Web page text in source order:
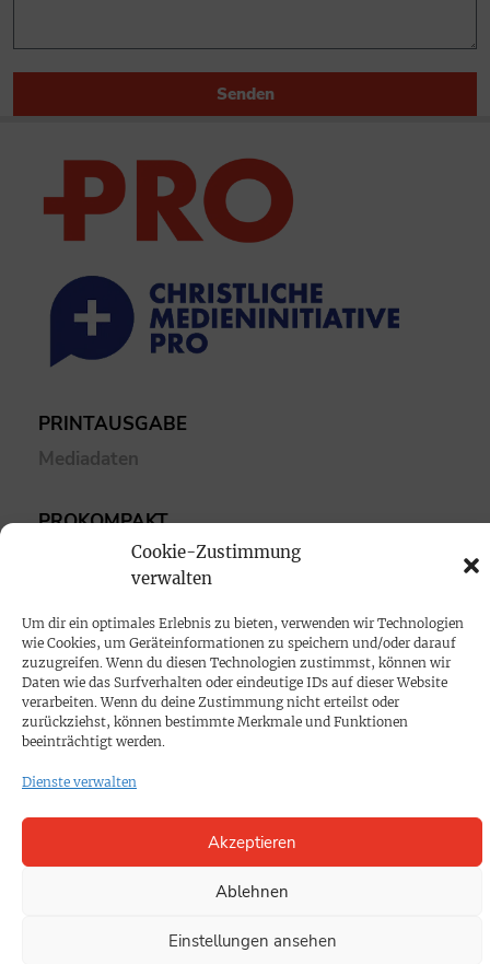
Cookie-Zustimmung
verwalten
Um dir ein optimales Erlebnis zu bieten, verwenden wir Technologien
wie Cookies, um Geräteinformationen zu speichern und/oder darauf
zuzugreifen. Wenn du diesen Technologien zustimmst, können wir
Daten wie das Surfverhalten oder eindeutige IDs auf dieser Website
verarbeiten. Wenn du deine Zustimmung nicht erteilst oder
zurückziehst, können bestimmte Merkmale und Funktionen
beeinträchtigt werden.
Dienste verwalten
Akzeptieren
Ablehnen
Einstellungen ansehen
Senden
PRINTAUSGABE
Mediadaten
PROKOMPAKT
Impressum
SPENDEN
Datenschutz
KONTAKT
Cookie-Richtlinie